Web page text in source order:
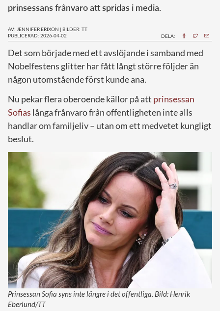
prinsessans frånvaro att spridas i media.
AV: JENNIFER ERIXON | BILDER: TT
PUBLICERAD: 2026-04-02
DELA:
Det som började med ett avslöjande i samband med
Nobelfestens glitter har fått långt större följder än
någon utomstående först kunde ana.
Nu pekar flera oberoende källor på att prinsessan
Sofias långa frånvaro från offentligheten inte alls
handlar om familjeliv – utan om ett medvetet kungligt
beslut.
Prinsessan Sofia syns inte längre i det offentliga. Bild: Henrik
Eberlund/TT